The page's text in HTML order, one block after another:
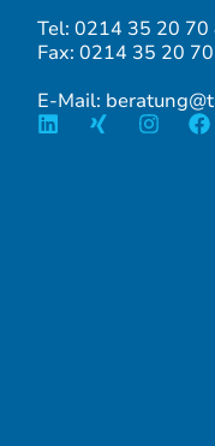
Tel: 0214 35 20 70
Fax: 0214 35 20
E-Mail: